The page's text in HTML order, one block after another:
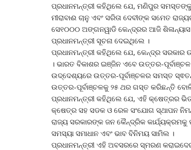
ପ୍ରଧାନମନ୍ତ୍ରୀ କହିଥିଲେ ଯେ, ମଣିପୁର ସମସ୍ତଙ୍କୁ
ମୀରାବାଈ ଚାନୁ ଏବଂ ସରିତା ଦେବୀଙ୍କ ସମେତ
ସେ୧୦୦୦ ଅଙ୍ଗନୱାଡି କେନ୍ଦ୍ରର ଆଜି
ପ୍ରଧାନମନ୍ତ୍ରୀ ସୂଚନା ଦେଇଥିଲେ ।
ପ୍ରଧାନମନ୍ତ୍ରୀ କହିଥିଲେ ଯେ, କେନ୍ଦ୍ର ସରକାର
। ଭାରତ ବିକାଶର ଇଞ୍ଜିନ ଏବେ ଉତ୍ତର-
ଉଦ୍ଦେଶ୍ୟରେ ଉତ୍ତର-ପୂର୍ବାଞ୍ଚଳର ସମସ୍ତ
ଉତ୍ତର-ପୂର୍ବାଞ୍ଚଳକୁ ୨୫ ଥର ଗସ୍ତ କରିଛନ୍ତି
ପ୍ରଧାନମନ୍ତ୍ରୀ କହିଥିଲେ ଯେ, ଏହି କ୍ଷେତ୍ରର
କ୍ଷେତ୍ର ସହ ସଡକ ଓ ରେଳ ସଂଯୋଗ ସ୍ଥାପନ
ରାଜ୍ୟ ସରକାରଙ୍କ ଜନ କୈନ୍ଦ୍ରିକ କାର୍ଯ୍ୟକ୍ରମକୁ
ସମସ୍ୟା ସମାଧାନ ଏବଂ ଭାବ ବିନିମୟ ସାମିଲ ।
ପ୍ରଧାନମନ୍ତ୍ରୀ ଏହି ଅବସରରେ ସ୍ମରଣ